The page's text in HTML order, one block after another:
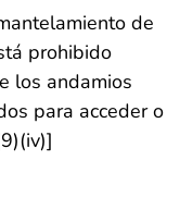
de
prohibido
los andamios
para acceder o